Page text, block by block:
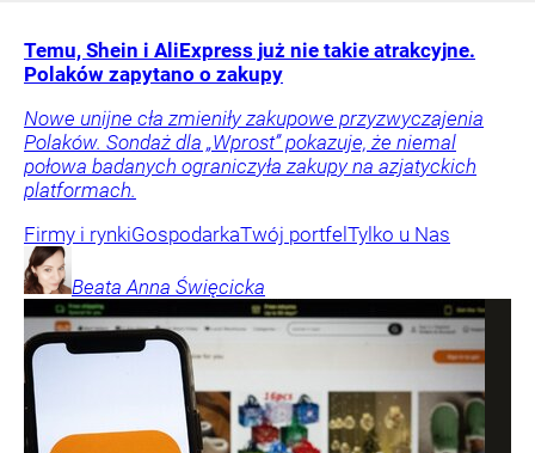
Temu, Shein i AliExpress już nie takie atrakcyjne.
Polaków zapytano o zakupy
Nowe unijne cła zmieniły zakupowe przyzwyczajenia
Polaków. Sondaż dla „Wprost” pokazuje, że niemal
połowa badanych ograniczyła zakupy na azjatyckich
platformach.
Firmy i rynkiGospodarkaTwój portfel Tylko u Nas
Beata Anna Święcicka